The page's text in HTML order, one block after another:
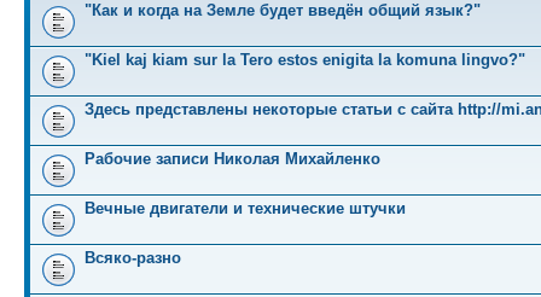
"Как и когда на Земле будет введён общий язык?"
"Kiel kaj kiam sur la Tero estos enigita la komuna lingvo?"
Здесь представлены некоторые статьи с сайта http://
Рабочие записи Николая Михайленко
Вечные двигатели и технические штучки
Всяко-разно